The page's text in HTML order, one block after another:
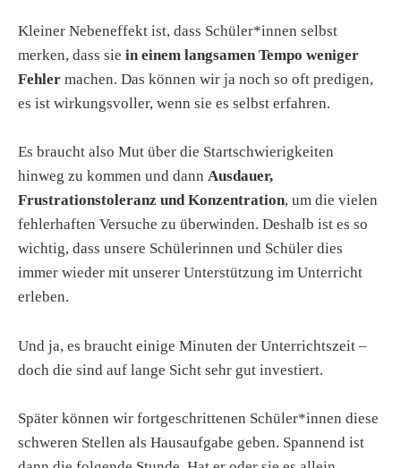
Kleiner Nebeneffekt ist, dass Schüler*innen selbst
merken, dass sie in einem langsamen Tempo weniger
Fehler machen. Das können wir ja noch so oft predigen,
es ist wirkungsvoller, wenn sie es selbst erfahren.
Es braucht also Mut über die Startschwierigkeiten
hinweg zu kommen und dann Ausdauer,
Frustrationstoleranz und Konzentration, um die vielen
fehlerhaften Versuche zu überwinden. Deshalb ist es so
wichtig, dass unsere Schülerinnen und Schüler dies
immer wieder mit unserer Unterstützung im Unterricht
erleben.
Und ja, es braucht einige Minuten der Unterrichtszeit –
doch die sind auf lange Sicht sehr gut investiert.
Später können wir fortgeschrittenen Schüler*innen diese
schweren Stellen als Hausaufgabe geben. Spannend ist